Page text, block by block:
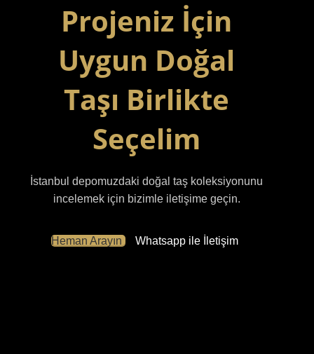
Projeniz İçin
Uygun Doğal
Taşı Birlikte
Seçelim
İstanbul depomuzdaki doğal taş koleksiyonunu
incelemek için bizimle iletişime geçin.
Heman Arayın Whatsapp ile İletişim